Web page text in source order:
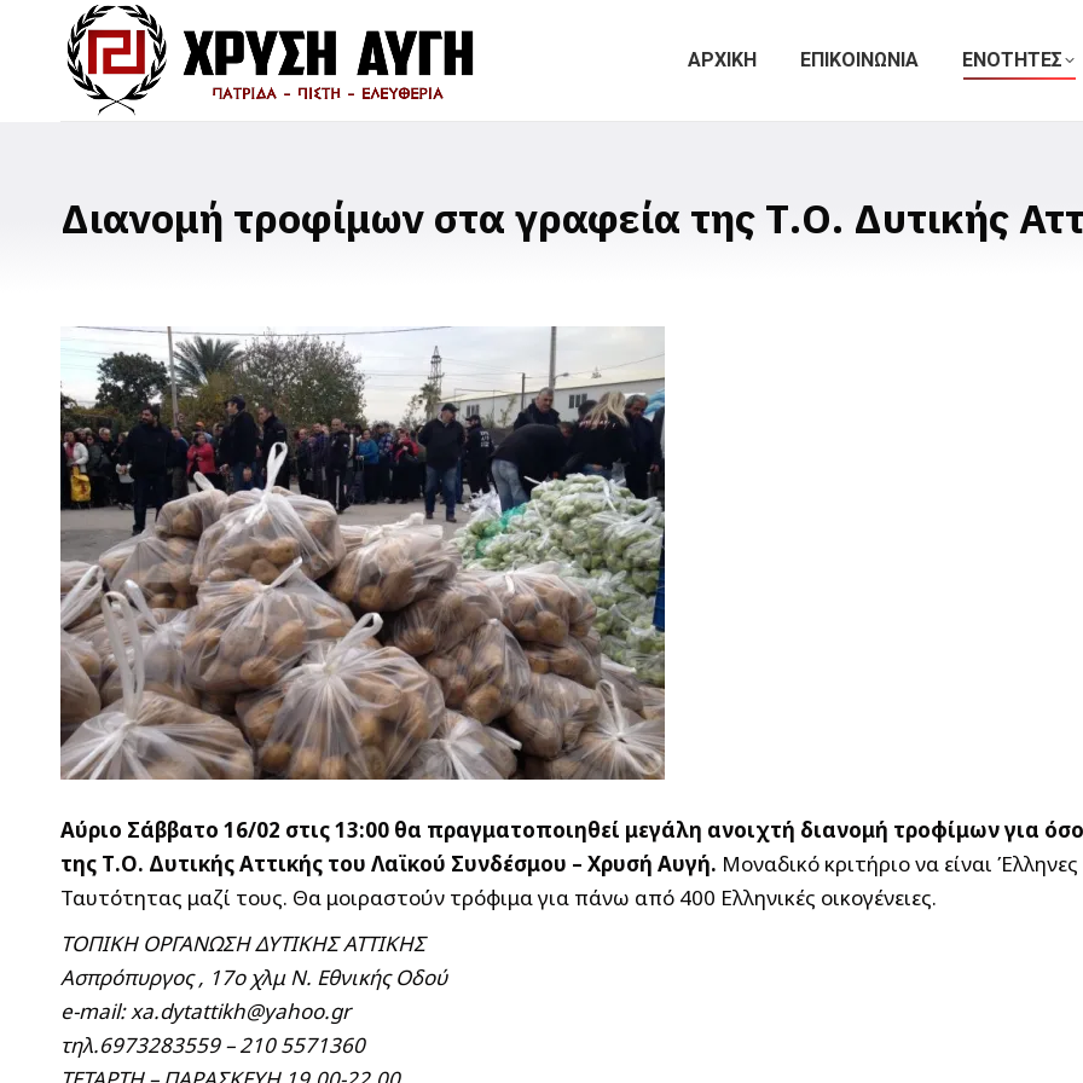
ΑΡΧΙΚΗ ΕΠΙΚΟΙΝΩΝΙΑ ΕΝΟΤΗΤΕΣ
Διανομή τροφίμων στα γραφεία της Τ.Ο. Δυτικής
Αύριο Σάββατο 16/02 στις 13:00 θα πραγματοποιηθεί μεγάλη ανοιχτή διανομή τροφίμων για
της Τ.Ο. Δυτικής Αττικής του Λαϊκού Συνδέσμου – Χρυσή Αυγή. Μοναδικό κριτήριο να είναι
Ταυτότητας μαζί τους. Θα μοιραστούν τρόφιμα για πάνω από 400 Ελληνικές οικογένειες.
ΤΟΠΙΚΗ ΟΡΓΑΝΩΣΗ ΔΥΤΙΚΗΣ ΑΤΤΙΚΗΣ
Ασπρόπυργος , 17ο χλμ Ν. Εθνικής Οδού
e-mail:xa.dytattikh@yahoo.gr
τηλ.6973283559 – 210 5571360